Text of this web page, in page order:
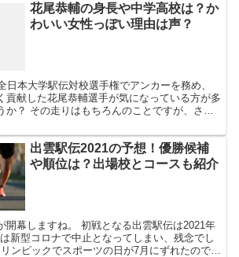
花尾恭輔の身長や中学高校は？か
わいい女性っぽい理由は声？
日本大学駅伝対校選手権でアンカーを務め、
貢献した花尾恭輔選手が気になっている方が多
か？ その走りはもちろんのことですが、さら
出雲駅伝2021の予想！優勝候補
や順位は？出場校とコースも紹介
開幕しますね。 初戦となる出雲駅伝は2021年
新型コロナで中止となってしまい、残念でし
ンピックでスポーツの日が7月にずれたので、